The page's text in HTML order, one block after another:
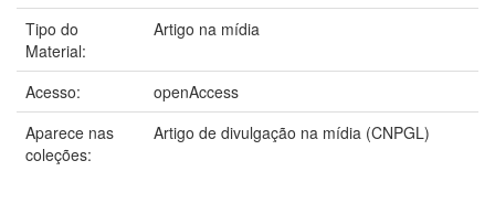
Tipo do
Material:
Artigo na mídia
Acesso:
openAccess
Aparece nas
coleções:
Artigo de divulgação na mídia (CNPGL)